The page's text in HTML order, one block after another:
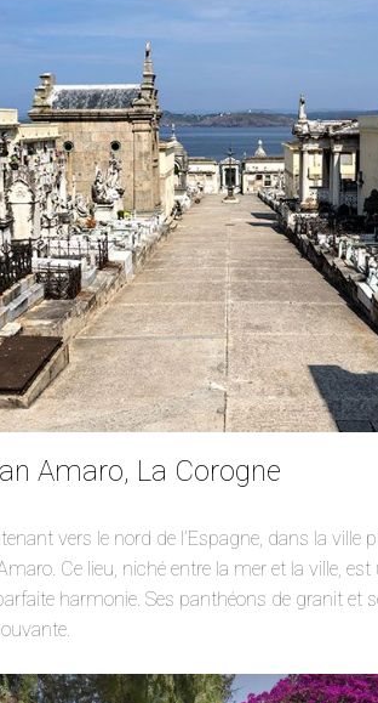
Amaro, La Corogne
vers le nord de l’Espagne, dans la ville
Ce lieu, niché entre la mer et la ville,
harmonie. Ses panthéons de granit et